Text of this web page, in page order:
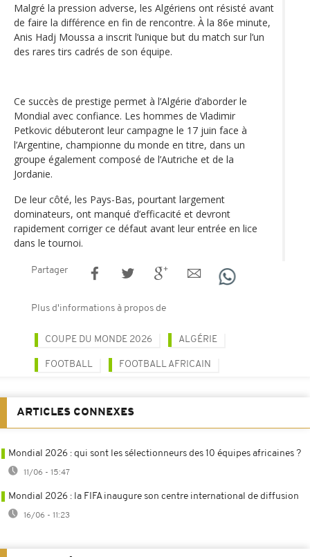
Malgré la pression adverse, les Algériens ont résisté avant
de faire la différence en fin de rencontre. À la 86e minute,
Anis Hadj Moussa a inscrit l’unique but du match sur l’un
des rares tirs cadrés de son équipe.
Ce succès de prestige permet à l’Algérie d’aborder le
Mondial avec confiance. Les hommes de Vladimir
Petkovic débuteront leur campagne le 17 juin face à
l’Argentine, championne du monde en titre, dans un
groupe également composé de l’Autriche et de la
Jordanie.
De leur côté, les Pays-Bas, pourtant largement
dominateurs, ont manqué d’efficacité et devront
rapidement corriger ce défaut avant leur entrée en lice
dans le tournoi.
Partager
Plus d'informations à propos de
COUPE DU MONDE 2026 ALGÉRIE
FOOTBALL FOOTBALL AFRICAIN
ARTICLES CONNEXES
Mondial 2026 : qui sont les sélectionneurs des 10 équipes africaines ?
11/06 - 15:47
Mondial 2026 : la FIFA inaugure son centre international de diffusion
16/06 - 11:23